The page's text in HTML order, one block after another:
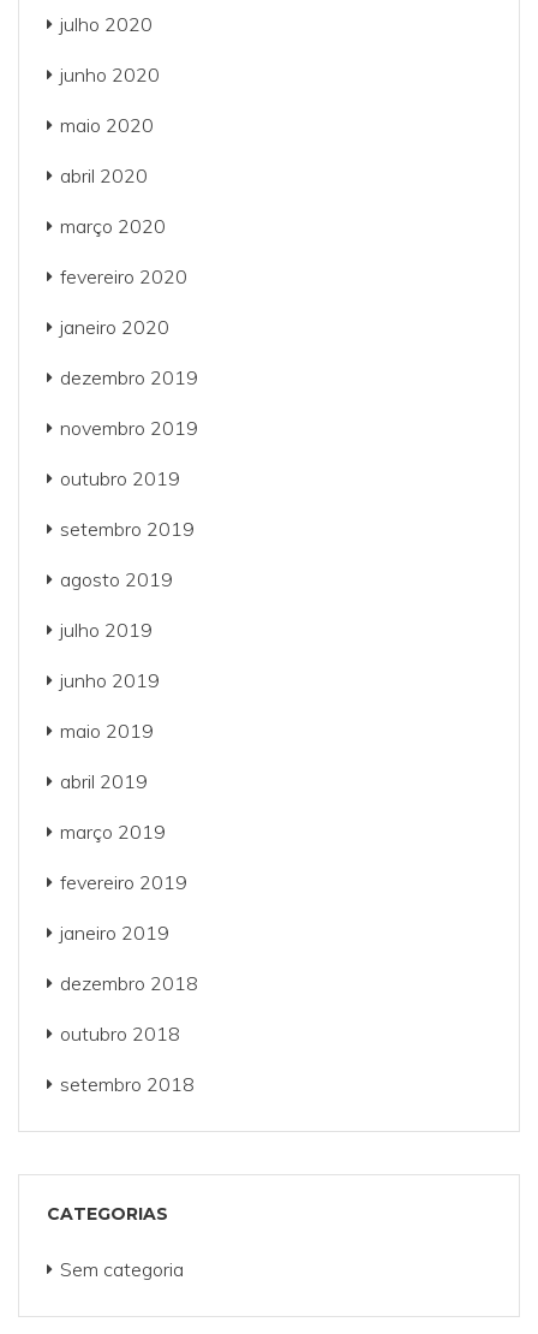
julho 2020
junho 2020
maio 2020
abril 2020
março 2020
fevereiro 2020
janeiro 2020
dezembro 2019
novembro 2019
outubro 2019
setembro 2019
agosto 2019
julho 2019
junho 2019
maio 2019
abril 2019
março 2019
fevereiro 2019
janeiro 2019
dezembro 2018
outubro 2018
setembro 2018
CATEGORIAS
Sem categoria